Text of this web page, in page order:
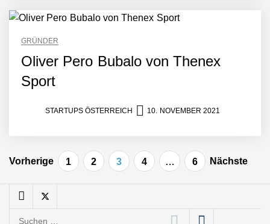
GRÜNDER
Oliver Pero Bubalo von Thenex
Sport
STARTUPS ÖSTERREICH 10. NOVEMBER 2021
Beitragsnavigation
Vorherige 1 2 3 4 … 6 Nächste
visuelle Symphonie
Startup ist die
Unterstützung für
GATE Space startet 2026
Suchen